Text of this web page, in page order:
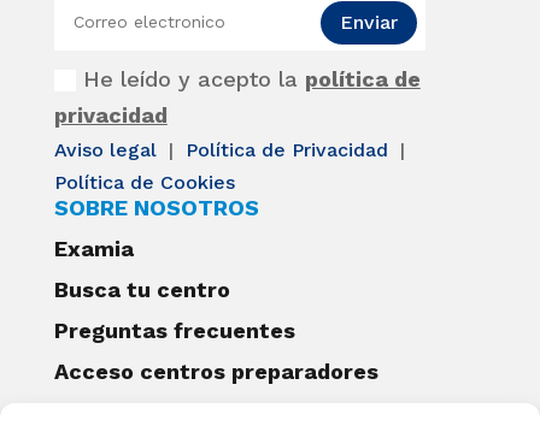
He leído y acepto la política de
privacidad
Enviar
Aviso legal | Política de Privacidad
|
Política de Cookies
SOBRE NOSOTROS
Examia
Busca tu centro
Preguntas frecuentes
Acceso centros preparadores